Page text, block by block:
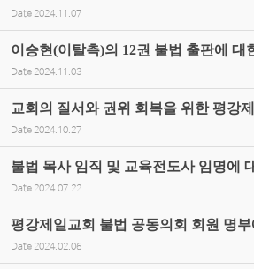
Date 2024.11.07
이승현(이탈측)의 12권 불법 출판에 대
Date 2024.11.03
교회의 질서와 권위 회복을 위한 평강
Date 2024.10.27
불법 목사 임직 및 교육전도사 임명에
Date 2024.07.22
평강제일교회 불법 공동의회 회원 명
Date 2024.02.06